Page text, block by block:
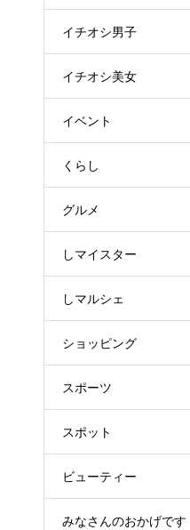
イチオシ男子
イチオシ美女
イベント
くらし
グルメ
しマイスター
しマルシェ
ショッピング
スポーツ
スポット
ビューティー
みなさんのおかげです